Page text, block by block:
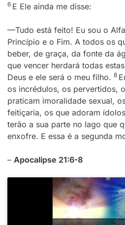
6 E Ele ainda me disse:
—Tudo está feito! Eu sou o
Princípio e o Fim. A todos os
beber, de graça, da fonte da
que vencer herdará todas
Deus e ele será o meu filho. 8
os incrédulos, os pervertidos,
praticam imoralidade sexual,
feitiçaria, os que adoram
terão a sua parte no lago que
enxofre. E essa é a segunda
– Apocalipse 21:6-8